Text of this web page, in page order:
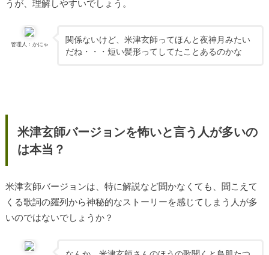
うが、理解しやすいでしょう。
管理人：かにゃ
関係ないけど、米津玄師ってほんと夜神月みたい
だね・・・短い髪形ってしてたことあるのかな
米津玄師バージョンを怖いと言う人が多いの
は本当？
米津玄師バージョンは、特に解説など聞かなくても、聞こえて
くる歌詞の羅列から神秘的なストーリーを感じてしまう人が多
いのではないでしょうか？